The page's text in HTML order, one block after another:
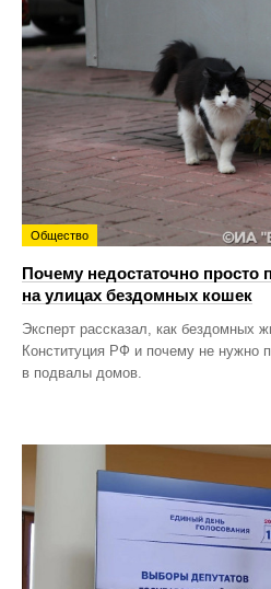
Общество
Почему недостаточно просто
на улицах бездомных кошек
Эксперт рассказал, как бездомных
Конституция РФ и почему не нужно
в подвалы домов.